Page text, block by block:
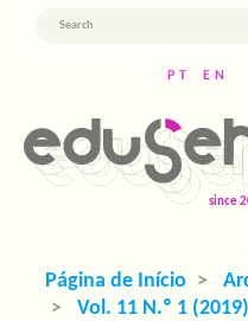
Barra
Lateral
EN
PT
Página de Início
Vol. 11 N.º 1